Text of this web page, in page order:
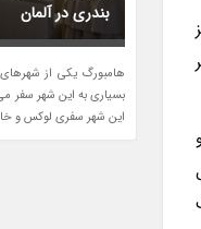
بندری در آلمان
هامبورگ یکی از
این شهر سفری لوکس و